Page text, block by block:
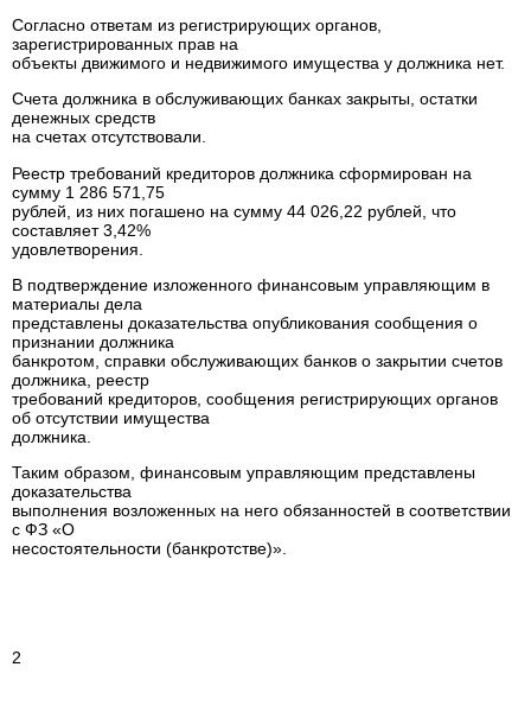
Согласно ответам из регистрирующих органов,
зарегистрированных прав на
объекты движимого и недвижимого имущества у должника нет.
Счета должника в обслуживающих банках закрыты, остатки
денежных средств
на счетах отсутствовали.
Реестр требований кредиторов должника сформирован на
сумму 1 286 571,75
рублей, из них погашено на сумму 44 026,22 рублей, что
составляет 3,42%
удовлетворения.
В подтверждение изложенного финансовым управляющим в
материалы дела
представлены доказательства опубликования сообщения о
признании должника
банкротом, справки обслуживающих банков о закрытии счетов
должника, реестр
требований кредиторов, сообщения регистрирующих органов
об отсутствии имущества
должника.
Таким образом, финансовым управляющим представлены
доказательства
выполнения возложенных на него обязанностей в соответствии
с ФЗ «О
несостоятельности (банкротстве)».
2